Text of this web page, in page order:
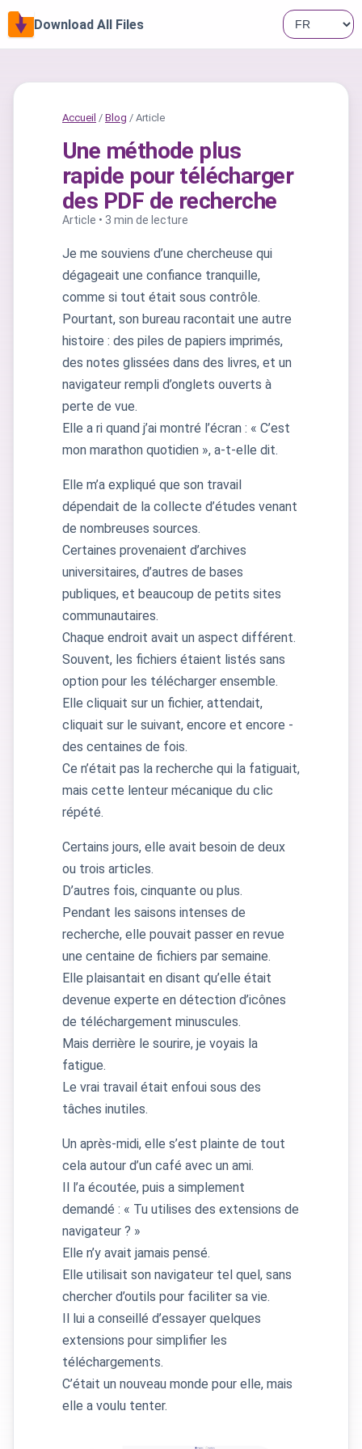
Download All Files
Accueil / Blog / Article
Une méthode plus
rapide pour télécharger
des PDF de recherche
Article • 3 min de lecture
Je me souviens d’une chercheuse qui
dégageait une confiance tranquille,
comme si tout était sous contrôle.
Pourtant, son bureau racontait une autre
histoire : des piles de papiers imprimés,
des notes glissées dans des livres, et un
navigateur rempli d’onglets ouverts à
perte de vue.
Elle a ri quand j’ai montré l’écran : « C’est
mon marathon quotidien », a-t-elle dit.
Elle m’a expliqué que son travail
dépendait de la collecte d’études venant
de nombreuses sources.
Certaines provenaient d’archives
universitaires, d’autres de bases
publiques, et beaucoup de petits sites
communautaires.
Chaque endroit avait un aspect différent.
Souvent, les fichiers étaient listés sans
option pour les télécharger ensemble.
Elle cliquait sur un fichier, attendait,
cliquait sur le suivant, encore et encore -
des centaines de fois.
Ce n’était pas la recherche qui la fatiguait,
mais cette lenteur mécanique du clic
répété.
Certains jours, elle avait besoin de deux
ou trois articles.
D’autres fois, cinquante ou plus.
Pendant les saisons intenses de
recherche, elle pouvait passer en revue
une centaine de fichiers par semaine.
Elle plaisantait en disant qu’elle était
devenue experte en détection d’icônes
de téléchargement minuscules.
Mais derrière le sourire, je voyais la
fatigue.
Le vrai travail était enfoui sous des
tâches inutiles.
Un après-midi, elle s’est plainte de tout
cela autour d’un café avec un ami.
Il l’a écoutée, puis a simplement
demandé : « Tu utilises des extensions de
navigateur ? »
Elle n’y avait jamais pensé.
Elle utilisait son navigateur tel quel, sans
chercher d’outils pour faciliter sa vie.
Il lui a conseillé d’essayer quelques
extensions pour simplifier les
téléchargements.
C’était un nouveau monde pour elle, mais
elle a voulu tenter.